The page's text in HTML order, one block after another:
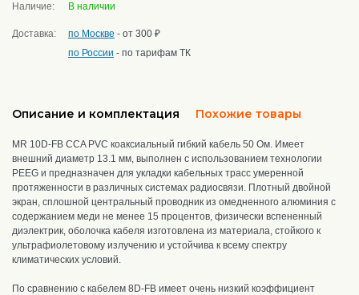
Наличие: В наличии
Доставка: по Москве - от 300 ₽
по России - по тарифам ТК
Описание и комплектация Похожие товары
MR 10D-FB CCA PVC коаксиальный гибкий кабель 50 Ом. Имеет
внешний диаметр 13.1 мм, выполнен с использованием технологии
PEEG и предназначен для укладки кабельных трасс умеренной
протяженности в различных системах радиосвязи. Плотный двойной
экран, сплошной центральный проводник из омедненного алюминия с
содержанием меди не менее 15 процентов, физически вспененный
диэлектрик, оболочка кабеля изготовлена из материала, стойкого к
ультрафиолетовому излучению и устойчива к всему спектру
климатических условий.
По сравнению с кабелем 8D-FB имеет очень низкий коэффициент